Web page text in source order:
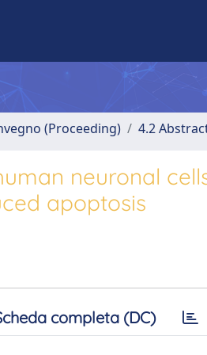
(Proceeding) 4.2
neuronal
apoptosis
completa (DC)